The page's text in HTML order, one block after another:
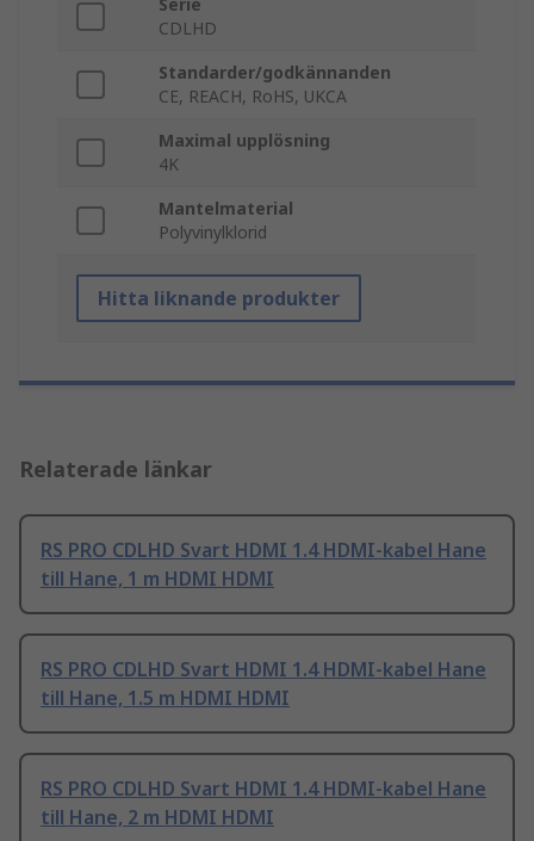
Serie
CDLHD
Standarder/godkännanden
CE, REACH, RoHS, UKCA
Maximal upplösning
4K
Mantelmaterial
Polyvinylklorid
Hitta liknande produkter
Relaterade länkar
RS PRO CDLHD Svart HDMI 1.4 HDMI-kabel Hane
till Hane, 1 m HDMI HDMI
RS PRO CDLHD Svart HDMI 1.4 HDMI-kabel Hane
till Hane, 1.5 m HDMI HDMI
RS PRO CDLHD Svart HDMI 1.4 HDMI-kabel Hane
till Hane, 2 m HDMI HDMI